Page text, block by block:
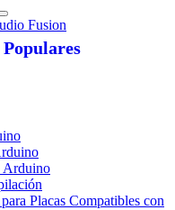
Fusion
Arduino
Placas Compatibles con